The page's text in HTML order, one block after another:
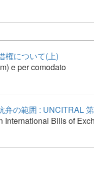
権について(上)
e per comodato
弁の範囲 : UNCITRAL
International Bills of